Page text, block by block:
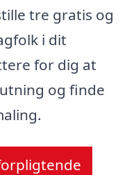
tre gratis og
i dit
for dig at
og finde